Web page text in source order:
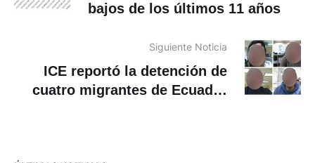
bajos de los últimos 11 años
Siguiente Noticia
ICE reportó la detención de
cuatro migrantes de Ecuador